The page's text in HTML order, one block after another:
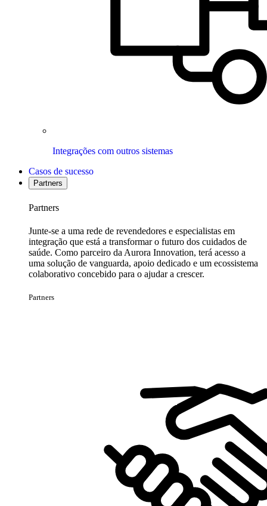
Integrações com outros sistemas
Casos de sucesso
Partners
Partners
Junte-se a uma rede de revendedores e especialistas em
integração que está a transformar o futuro dos cuidados de
saúde. Como parceiro da Aurora Innovation, terá acesso a
uma solução de vanguarda, apoio dedicado e um ecossistema
colaborativo concebido para o ajudar a crescer.
Partners